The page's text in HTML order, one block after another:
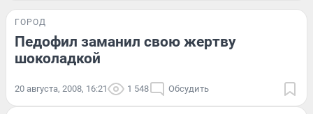
ГОРОД
Педофил заманил свою жертву
шоколадкой
20 августа, 2008, 16:21 1 548 Обсудить